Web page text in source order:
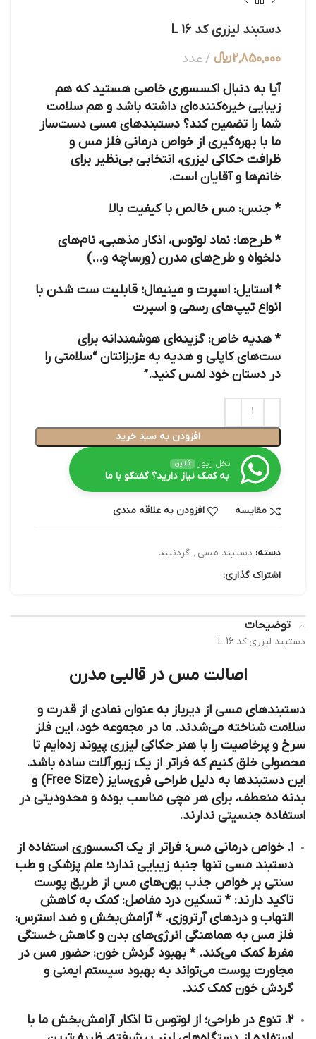
دستبند لیزری کد L 16
2,850,000﷼
عدد
آیا به دنبال اکسسوری خاصی هستید که هم
زیبایی خیره‌کننده‌ای داشته باشد و هم سلامت
شما را تضمین کند؟ دستبندهای مسی دست‌ساز
ما با بهره‌گیری از خواص درمانی فلز مس و
ظرافت حکاکی لیزری، انتخابی بی‌نظیر برای
خانم‌ها و آقایان است.
* جنس: مس خالص با کیفیت بالا
* طرح‌ها: نماد لوتوس، اذکار مذهبی، نام‌های
دلخواه و طرح‌های مدرن (ورساچه و…)
* استایل: اسپرت و مینیمال؛ قابلیت ست شدن با
انواع تیپ‌های رسمی و اسپرت
* هدیه خاص: گزینه‌ای هوشمندانه برای
ست‌های کاپلی و هدیه به عزیزانتان“سلامتی را
در دستان خود لمس کنید.”
افزودن به سبد خرید
نخل زیور آنلاین
به کمک نیاز دارید؟ گفتگو با ما
مقایسه افزودن به علاقه مندی
دسته: دستبند مسی , گردنبند
اشتراک گذاری:
توضیحات
دستبند لیزری کد L 16
اصالت مس در قالبی مدرن
دستبندهای مسی از دیرباز به عنوان نمادی از قدرت و
سلامت شناخته می‌شدند. ما در مجموعه خود، این فلز
سرخ و پرخاصیت را با هنر حکاکی لیزری پیوند زده‌ایم تا
محصولی خلق کنیم که فراتر از یک زیورآلات ساده باشد.
این دستبندها به دلیل طراحی فری‌سایز (Free Size) و
بدنه منعطف، برای هر مچی مناسب بوده و محدودیتی در
استفاده جنسیتی ندارند.
۱. خواص درمانی مس؛ فراتر از یک اکسسوری استفاده از
دستبند مسی تنها جنبه زیبایی ندارد؛ علم پزشکی و طب
سنتی بر خواص جذب یون‌های مس از طریق پوست
تاکید دارند: * تسکین درد مفاصل:کمک به کاهش
التهاب و دردهای آرتروزی. *آرامش‌بخش و ضد استرس:
فلز مس به هماهنگی انرژی‌های بدن و کاهش خستگی
مفرط کمک می‌کند. * بهبود گردش خون: حضور مس در
مجاورت پوست می‌تواند به بهبود سیستم ایمنی و
گردش خون کمک کند.
۲. تنوع در طراحی؛ از لوتوس تا اذکار آرامش‌بخش ما با